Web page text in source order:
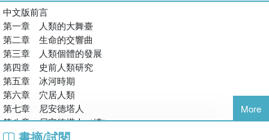
百萬年演化中的生理與認知變化。
▎生活：從狩獵走向定居
書中詳實描繪舊石器至青銅時代的人類生活樣貌，介紹早期人類如
何製作石器工具、生火取暖、搭建庇護所，以及如何組成群體、分
工合作，甚至進行宗教祭儀。內容收錄多項經典考古發現，包括尼
安德塔人洞穴、克羅馬儂人壁畫、埃及木乃伊、中國青銅頭盔與波
斯弓箭手等，展現人類逐步建立語言、信仰與藝術表達的歷程，也
呈現出面對氣候與環境挑戰時的適應力與創造力。
Civilizations: A Brief Handbook）等。
【譯者簡介】
遲文成，美國密西根大學訪問學者、大學教授、翻譯研究生指
導教授。獨立譯著20餘部，其中包含《恆溫動物形貌史，鳥類
和哺乳類的外觀演化》、《野生動物自然史，籠中野性的倖存
與滅絕》、《植物的世界，走進爭奇鬥豔的天然實驗室》、
《昆蟲的世界，探密自然界的微觀宇宙》、《冷血動物形貌
史，魚類、兩棲與爬行類的演化變形記》等翻譯作品。
孫建秋，外語學院教授，英語語言學碩士。主要作品有《播種
中文版前言
第一章 人類的大舞臺
第二章 生命的交響曲
第三章 人類個體的發展
第四章 史前人類研究
第五章 冰河時期
第六章 穴居人類
第七章 尼安德塔人
第八章 尼安德塔人（續）
第九章 最古老的人類遺跡
More